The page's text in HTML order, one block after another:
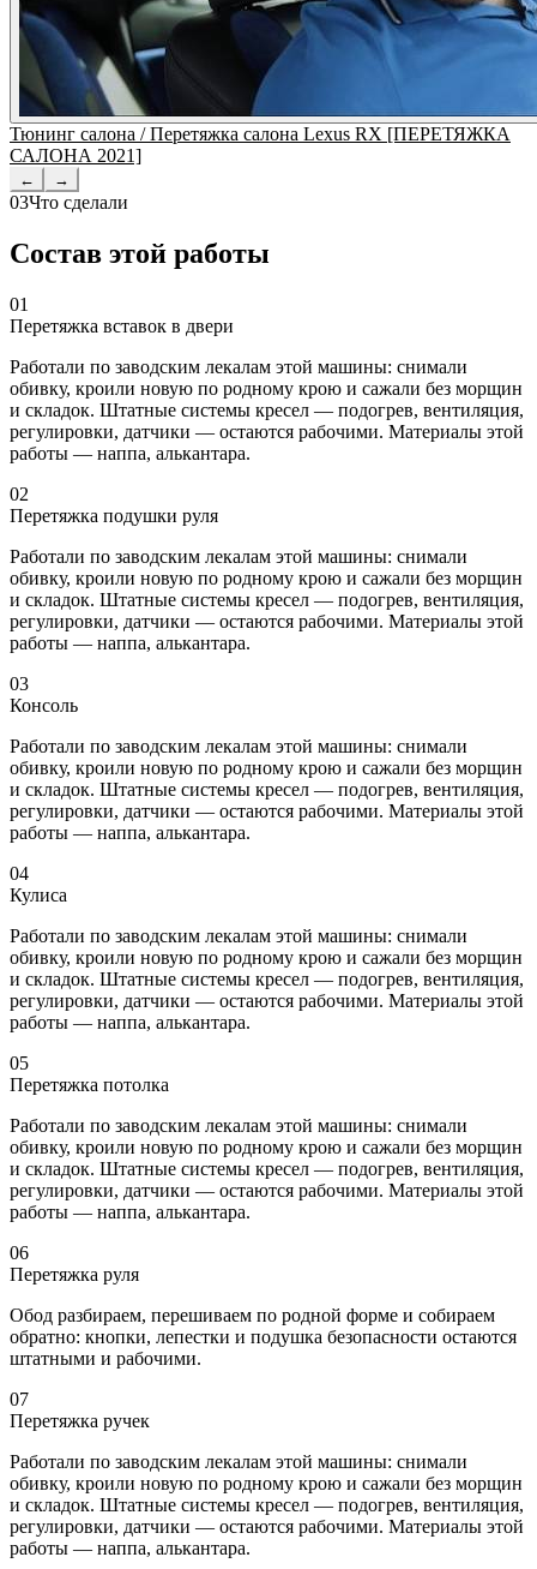
Тюнинг салона / Перетяжка салона Lexus RX [ПЕРЕТЯЖКА
САЛОНА 2021]
← →
03Что сделали
Состав этой работы
01
Перетяжка вставок в двери
Работали по заводским лекалам этой машины: снимали
обивку, кроили новую по родному крою и сажали без морщин
и складок. Штатные системы кресел — подогрев, вентиляция,
регулировки, датчики — остаются рабочими. Материалы этой
работы — наппа, алькантара.
02
Перетяжка подушки руля
Работали по заводским лекалам этой машины: снимали
обивку, кроили новую по родному крою и сажали без морщин
и складок. Штатные системы кресел — подогрев, вентиляция,
регулировки, датчики — остаются рабочими. Материалы этой
работы — наппа, алькантара.
03
Консоль
Работали по заводским лекалам этой машины: снимали
обивку, кроили новую по родному крою и сажали без морщин
и складок. Штатные системы кресел — подогрев, вентиляция,
регулировки, датчики — остаются рабочими. Материалы этой
работы — наппа, алькантара.
04
Кулиса
Работали по заводским лекалам этой машины: снимали
обивку, кроили новую по родному крою и сажали без морщин
и складок. Штатные системы кресел — подогрев, вентиляция,
регулировки, датчики — остаются рабочими. Материалы этой
работы — наппа, алькантара.
05
Перетяжка потолка
Работали по заводским лекалам этой машины: снимали
обивку, кроили новую по родному крою и сажали без морщин
и складок. Штатные системы кресел — подогрев, вентиляция,
регулировки, датчики — остаются рабочими. Материалы этой
работы — наппа, алькантара.
06
Перетяжка руля
Обод разбираем, перешиваем по родной форме и собираем
обратно: кнопки, лепестки и подушка безопасности остаются
штатными и рабочими.
07
Перетяжка ручек
Работали по заводским лекалам этой машины: снимали
обивку, кроили новую по родному крою и сажали без морщин
и складок. Штатные системы кресел — подогрев, вентиляция,
регулировки, датчики — остаются рабочими. Материалы этой
работы — наппа, алькантара.